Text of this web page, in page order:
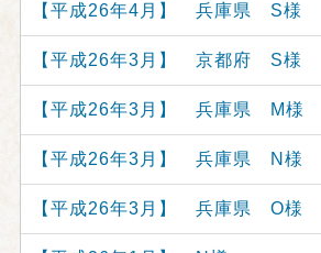
【平成26年4月】 兵庫県 S様
【平成26年3月】 京都府 S様
【平成26年3月】 兵庫県 M様
【平成26年3月】 兵庫県 N様
【平成26年3月】 兵庫県 O様